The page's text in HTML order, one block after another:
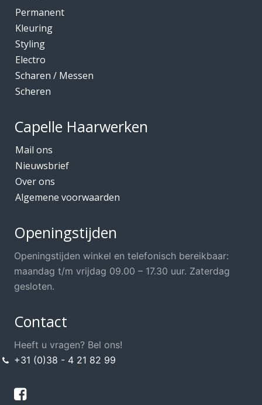
Permanent
Kleuring
Styling
Electro
Scharen / Messen
Scheren
Capelle Haarwerken
Mail ons
Nieuwsbrief
Over ons
Algemene voorwaarden
Openingstijden
Openingstijden winkel en telefonisch bereikbaar:
maandag t/m vrijdag 09.00 – 17.30 uur. Zaterdag
gesloten.
Contact
Heeft u vragen? Bel ons!
+31 (0)38 - 4 21 82 99